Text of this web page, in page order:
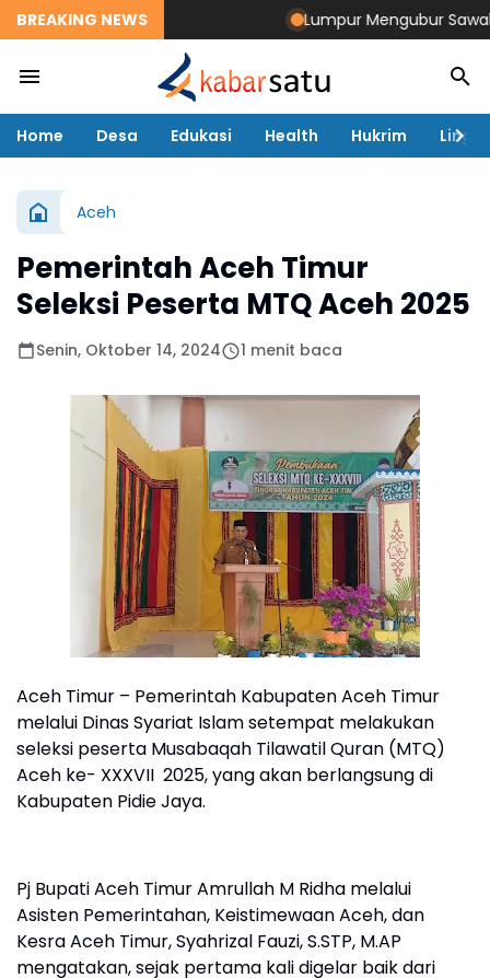
BREAKING NEWS Lumpur Mengubur Sawah
Home Desa Edukasi Health Hukrim
Aceh
Pemerintah Aceh Timur
Seleksi Peserta MTQ Aceh 2025
Senin, Oktober 14, 2024 1 menit baca
Aceh Timur – Pemerintah Kabupaten Aceh Timur
melalui Dinas Syariat Islam setempat melakukan
seleksi peserta Musabaqah Tilawatil Quran (MTQ)
Aceh ke- XXXVII 2025, yang akan berlangsung di
Kabupaten Pidie Jaya.
Pj Bupati Aceh Timur Amrullah M Ridha melalui
Asisten Pemerintahan, Keistimewaan Aceh, dan
Kesra Aceh Timur, Syahrizal Fauzi, S.STP, M.AP
mengatakan, sejak pertama kali digelar baik dari